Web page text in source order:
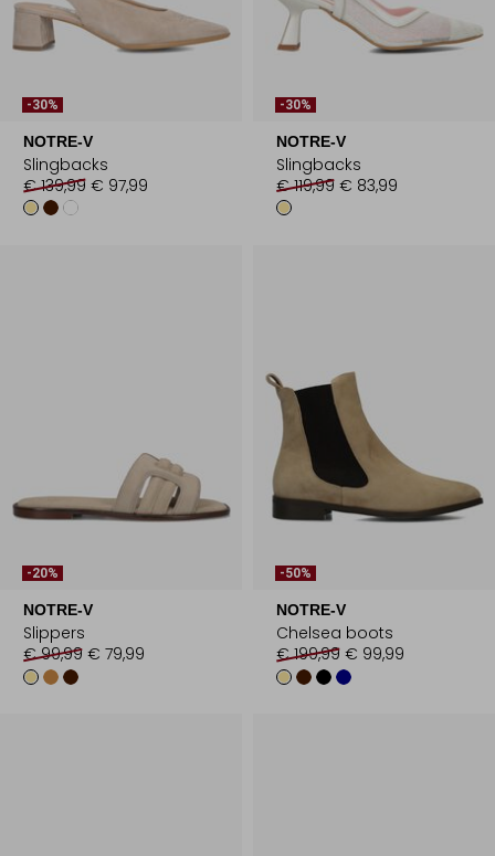
-30%
NOTRE-V
Slingbacks
€ 139,99 € 97,99
-30%
NOTRE-V
Slingbacks
€ 119,99 € 83,99
-20%
NOTRE-V
Slippers
€ 99,99 € 79,99
-50%
NOTRE-V
Chelsea boots
€ 199,99 € 99,99